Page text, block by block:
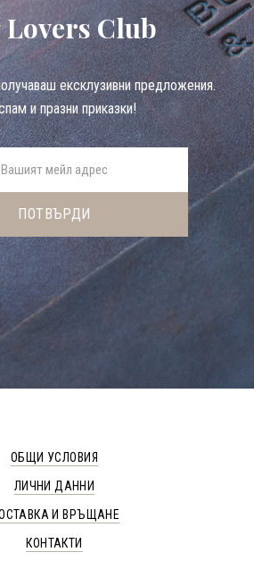
Lovers Club
ексклузивни предложения.
и празни приказки!
ОБЩИ УСЛОВИЯ
ЛИЧНИ ДАННИ
И ВРЪЩАНЕ
КОНТАКТИ